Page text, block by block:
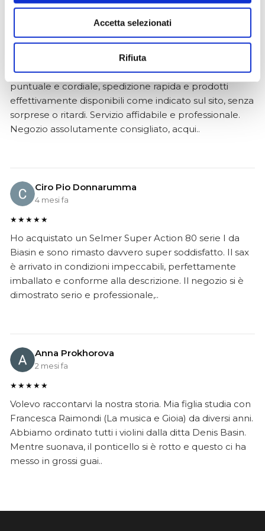
Accetta selezionati
Rifiuta
Simone Gasparoni
Ottima esperienza d’acquisto. Comunicazione
puntuale e cordiale, spedizione rapida e prodotti
effettivamente disponibili come indicato sul sito, senza
sorprese o ritardi. Servizio affidabile e professionale.
Negozio assolutamente consigliato, acqui..
Ciro Pio Donnarumma
4 mesi fa
★★★★★
Ho acquistato un Selmer Super Action 80 serie I da
Biasin e sono rimasto davvero super soddisfatto. Il sax
è arrivato in condizioni impeccabili, perfettamente
imballato e conforme alla descrizione. Il negozio si è
dimostrato serio e professionale,..
Anna Prokhorova
2 mesi fa
★★★★★
Volevo raccontarvi la nostra storia. Mia figlia studia con
Francesca Raimondi (La musica e Gioia) da diversi anni.
Abbiamo ordinato tutti i violini dalla ditta Denis Basin.
Mentre suonava, il ponticello si è rotto e questo ci ha
messo in grossi guai..